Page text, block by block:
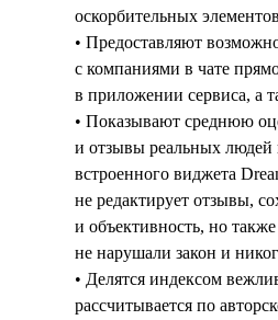
оскорбительных
• Предоставляют
с компаниями в чате
в приложении сервиса, а
• Показывают среднюю
и отзывы реальных
встроенного виджета
не редактирует отзывы,
и объективность, но
не нарушали закон и
• Делятся индексом
рассчитывается по